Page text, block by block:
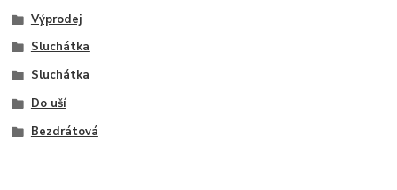
Výprodej
Sluchátka
Sluchátka
Do uší
Bezdrátová